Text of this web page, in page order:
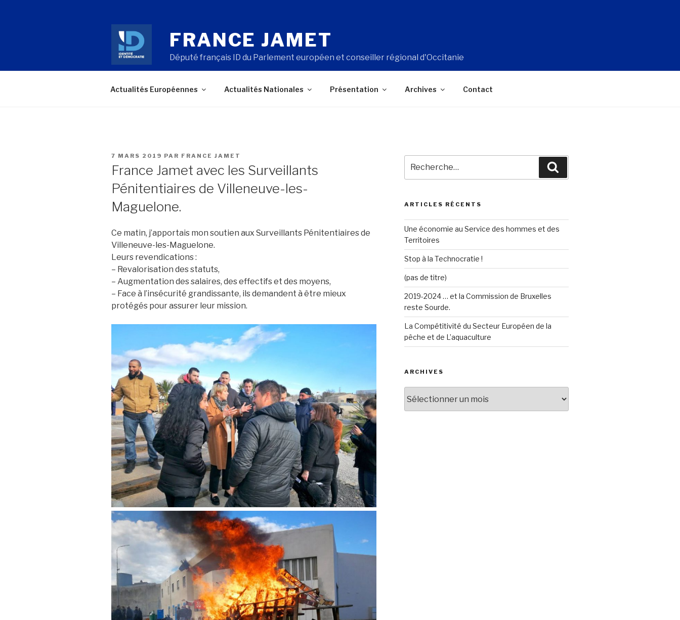
FRANCE JAMET
Député français ID du Parlement européen et conseiller régional d'Occitanie
Actualités Européennes Actualités Nationales Présentation Archives Contact
PUBLIÉ
LE
7 MARS 2019 PAR FRANCE JAMET
France Jamet avec les Surveillants
Pénitentiaires de Villeneuve-les-
Maguelone.
Ce matin, j’apportais mon soutien aux Surveillants Pénitentiaires de
Villeneuve-les-Maguelone.
Leurs revendications :
– Revalorisation des statuts,
– Augmentation des salaires, des effectifs et des moyens,
– Face à l’insécurité grandissante, ils demandent à être mieux
protégés pour assurer leur mission.
pour
ARTICLES RÉCENTS
Une économie au Service des hommes et des
Territoires
Stop à la Technocratie !
(pas de titre)
2019-2024 … et la Commission de Bruxelles
reste Sourde.
La Compétitivité du Secteur Européen de la
pêche et de L’aquaculture
ARCHIVES